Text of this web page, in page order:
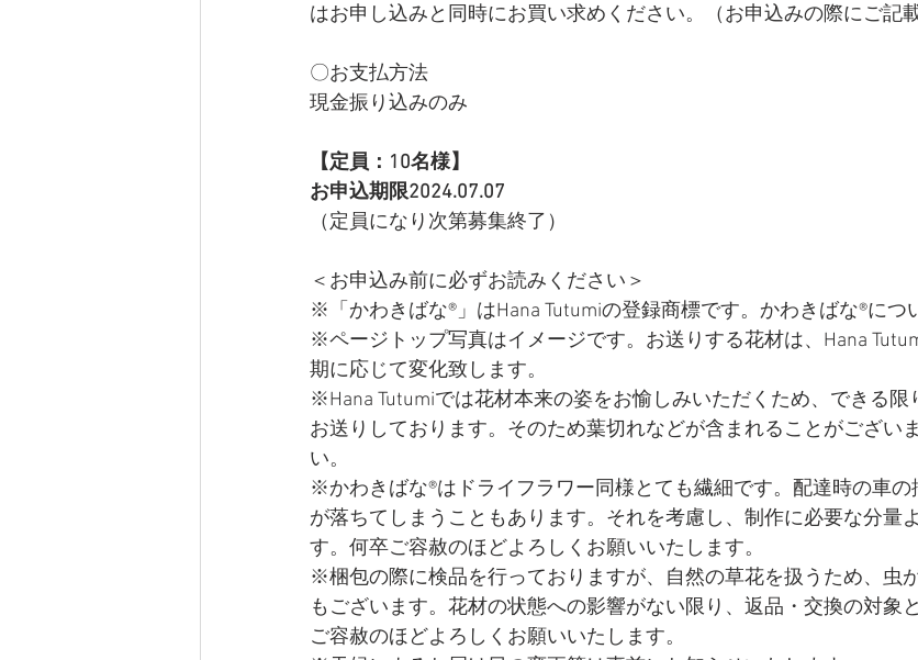
はお申し込みと同時にお買い求めください。（お申込みの際にご記
〇お支払方法
現金振り込みのみ
【定員：10名様】
お申込期限2024.07.07
（定員になり次第募集終了）
＜お申込み前に必ずお読みください＞
※「かわきばな®」はHana Tutumiの登録商標です。かわきばな®につ
※ページトップ写真はイメージです。お送りする花材は、Hana
期に応じて変化致します。
※Hana Tutumiでは花材本来の姿をお愉しみいただくため、できる限
お送りしております。そのため葉切れなどが含まれることがござい
い。
※かわきばな®はドライフラワー同様とても繊細です。配達時の車の
が落ちてしまうこともあります。それを考慮し、制作に必要な分量
す。何卒ご容赦のほどよろしくお願いいたします。
​※梱包の際に検品を行っておりますが、自然の草花を扱うため、虫
もございます。花材の状態への影響がない限り、返品・交換の対象
ご容赦のほどよろしくお願いいたします。